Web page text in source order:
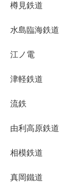
樽見鉄道
水島臨海鉄道
江ノ電
津軽鉄道
流鉄
由利高原鉄道
相模鉄道
真岡鐵道